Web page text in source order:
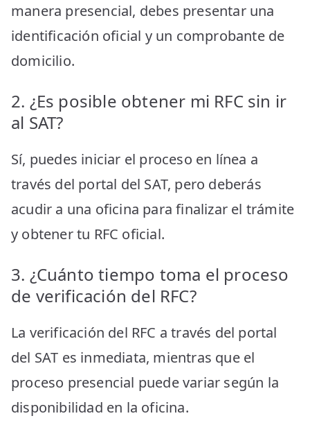
manera presencial, debes presentar una
identificación oficial y un comprobante de
domicilio.
2. ¿Es posible obtener mi RFC sin ir
al SAT?
Sí, puedes iniciar el proceso en línea a
través del portal del SAT, pero deberás
acudir a una oficina para finalizar el trámite
y obtener tu RFC oficial.
3. ¿Cuánto tiempo toma el proceso
de verificación del RFC?
La verificación del RFC a través del portal
del SAT es inmediata, mientras que el
proceso presencial puede variar según la
disponibilidad en la oficina.